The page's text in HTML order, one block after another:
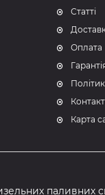
Статті
Оплата
Карта
паливних